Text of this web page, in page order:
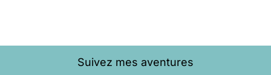
Suivez mes aventures